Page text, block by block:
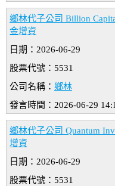
鄉林代子公司 Billion
金增資
日期：2026-06-29
股票代號：5531
公司名稱： 鄉林
發言時間：2026-06-29
鄉林代子公司 Quantum
增資
日期：2026-06-29
股票代號：5531